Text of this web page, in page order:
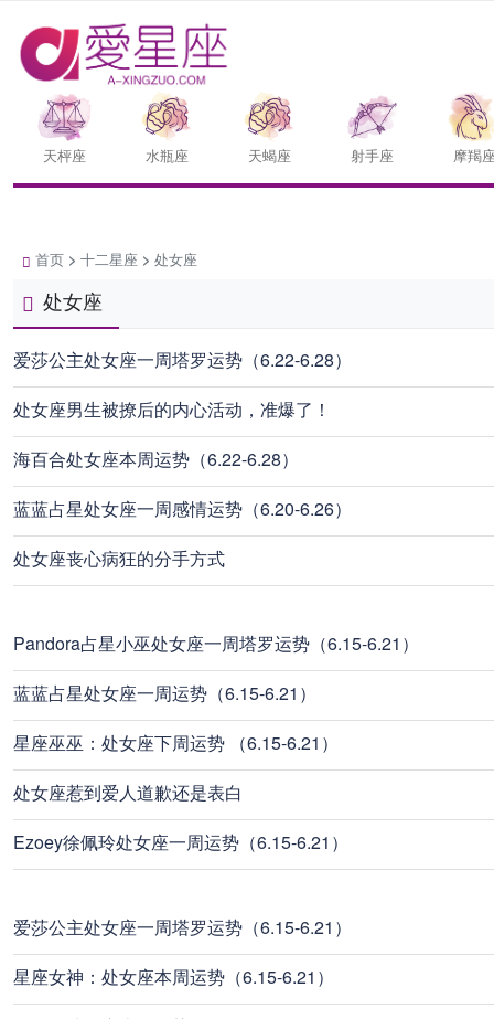
天枰座 水瓶座 天蝎座 射手座 摩羯
首页 > 十二星座 > 处女座
处女座
爱莎公主处女座一周塔罗运势（6.22-6.28）
处女座男生被撩后的内心活动，准爆了！
海百合处女座本周运势（6.22-6.28）
蓝蓝占星处女座一周感情运势（6.20-6.26）
处女座丧心病狂的分手方式
Pandora占星小巫处女座一周塔罗运势（6.15-6.21）
蓝蓝占星处女座一周运势（6.15-6.21）
星座巫巫：处女座下周运势 （6.15-6.21）
处女座惹到爱人道歉还是表白
Ezoey徐佩玲处女座一周运势（6.15-6.21）
爱莎公主处女座一周塔罗运势（6.15-6.21）
星座女神：处女座本周运势（6.15-6.21）